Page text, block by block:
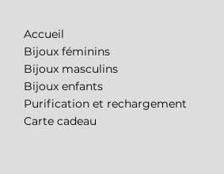
Accueil
Bijoux féminins
Bijoux masculins
Bijoux enfants
Purification et rechargement
Carte cadeau